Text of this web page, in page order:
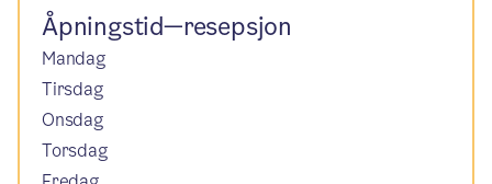
Åpningstid—resepsjon
Mandag
Tirsdag
Onsdag
Torsdag